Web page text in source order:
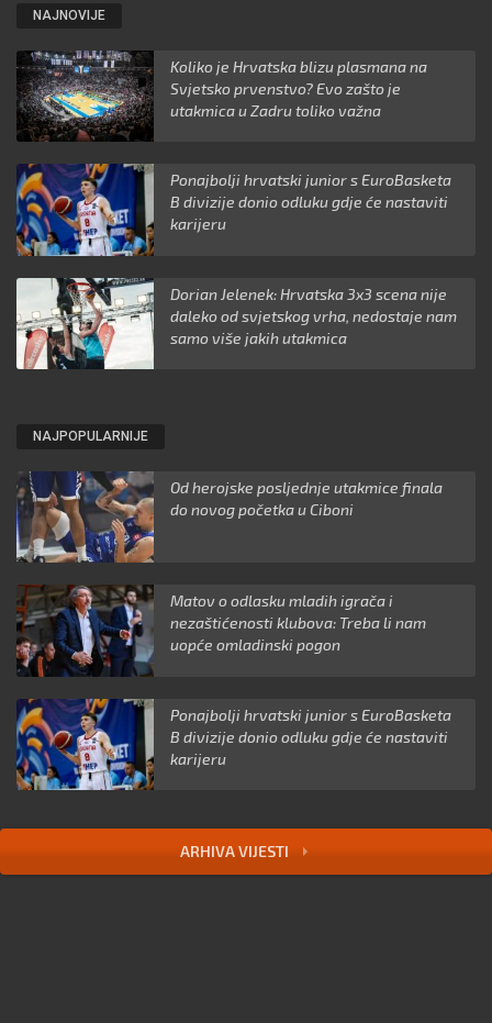
NAJNOVIJE
Koliko je Hrvatska blizu plasmana na
Svjetsko prvenstvo? Evo zašto je
utakmica u Zadru toliko važna
Ponajbolji hrvatski junior s EuroBasketa
B divizije donio odluku gdje će nastaviti
karijeru
Dorian Jelenek: Hrvatska 3x3 scena nije
daleko od svjetskog vrha, nedostaje nam
samo više jakih utakmica
NAJPOPULARNIJE
Od herojske posljednje utakmice finala
do novog početka u Ciboni
Matov o odlasku mladih igrača i
nezaštićenosti klubova: Treba li nam
uopće omladinski pogon
Ponajbolji hrvatski junior s EuroBasketa
B divizije donio odluku gdje će nastaviti
karijeru
ARHIVA VIJESTI